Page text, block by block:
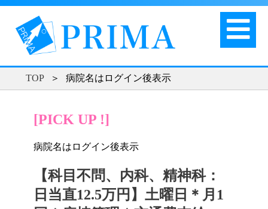
TOP ＞ 病院名はログイン後表示
[PICK UP !]
病院名はログイン後表示
【科目不問、内科、精神科：
日当直12.5万円】土曜日＊月1